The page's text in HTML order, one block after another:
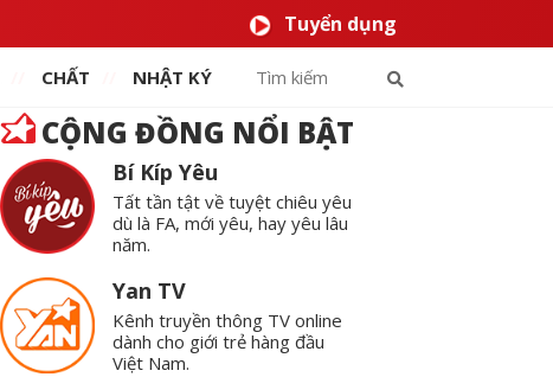
Tuyển dụng
CHẤT NHẬT KÝ
CỘNG ĐỒNG NỔI BẬT
Bí Kíp Yêu
Tất tần tật về tuyệt chiêu yêu
dù là FA, mới yêu, hay yêu lâu
năm.
Yan TV
Kênh truyền thông TV online
dành cho giới trẻ hàng đầu
Việt Nam.